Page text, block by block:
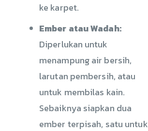
ke karpet.
Ember atau Wadah:
Diperlukan untuk
menampung air bersih,
larutan pembersih, atau
untuk membilas kain.
Sebaiknya siapkan dua
ember terpisah, satu untuk